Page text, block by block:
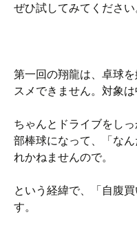
ぜひ試してみてください
第一回の翔龍は、卓球
スメできません。対象は
ちゃんとドライブをし
部棒球になって、「な
れかねませんので。
という経緯で、「自腹
す。